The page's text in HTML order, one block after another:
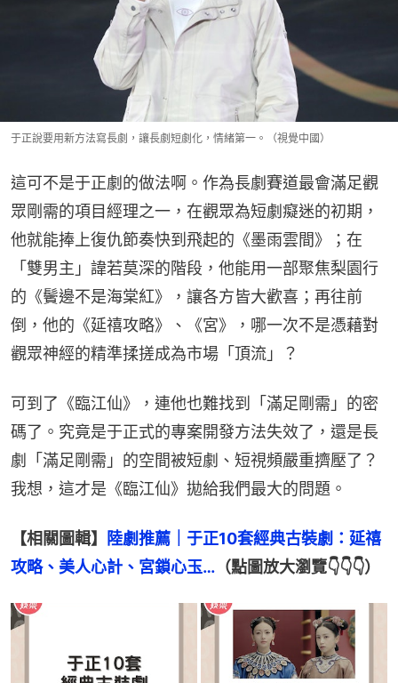
于正說要用新方法寫長劇，讓長劇短劇化，情緒第一。（視覺中國）
這可不是于正劇的做法啊。作為長劇賽道最會滿足觀
眾剛需的項目經理之一，在觀眾為短劇癡迷的初期，
他就能捧上復仇節奏快到飛起的《墨雨雲間》；在
「雙男主」諱若莫深的階段，他能用一部聚焦梨園行
的《鬢邊不是海棠紅》，讓各方皆大歡喜；再往前
倒，他的《延禧攻略》、《宮》，哪一次不是憑藉對
觀眾神經的精準揉搓成為市場「頂流」？
可到了《臨江仙》，連他也難找到「滿足剛需」的密
碼了。究竟是于正式的專案開發方法失效了，還是長
劇「滿足剛需」的空間被短劇、短視頻嚴重擠壓了？
我想，這才是《臨江仙》拋給我們最大的問題。
【相關圖輯】
陸劇推薦｜于正10套經典古裝劇：延禧
攻略、美人心計、宮鎖心玉… （點圖放大瀏覽👇👇👇）